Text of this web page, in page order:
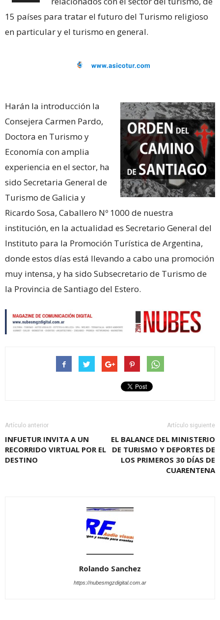
15 países para tratar el futuro del Turismo religioso
en particular y el turismo en general.
Harán la introducción la
Consejera Carmen Pardo,
Doctora en Turismo y
Economía con amplia
experiencia en el sector, ha
sido Secretaria General de
Turismo de Galicia y
Ricardo Sosa, Caballero Nº 1000 de nuestra
institución, en la actualidad es Secretario General del
Instituto para la Promoción Turística de Argentina,
donde estos días está llevando a cabo una promoción
muy intensa, y ha sido Subsecretario de Turismo de
la Provincia de Santiago del Estero.
Artículo anterior
INFUETUR INVITA A UN
RECORRIDO VIRTUAL POR EL
DESTINO
Artículo siguiente
EL BALANCE DEL MINISTERIO
DE TURISMO Y DEPORTES DE
LOS PRIMEROS 30 DÍAS DE
CUARENTENA
Rolando Sanchez
https://nubesmgzdigital.com.ar